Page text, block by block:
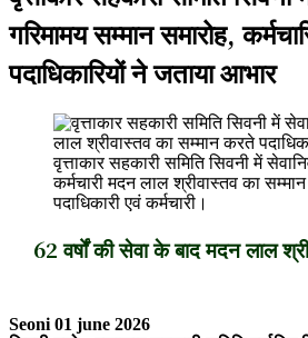
गरिमामय सम्मान समारोह,
पदाधिकारियों ने जताया आभार
वृत्ताकार सहकारी समिति सिवनी में
कर्मचारी मदन लाल श्रीवास्तव का
पदाधिकारी एवं कर्मचारी।
62 वर्षों की सेवा के बाद मदन लाल
Seoni 01 june 2026